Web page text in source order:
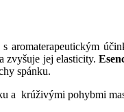
zvyšuje jej elasticity.
spánku.
a krúživými pohybmi